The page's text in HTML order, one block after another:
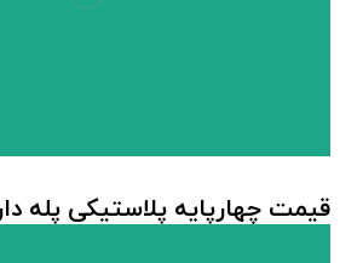
قیمت چهارپایه پلاستیکی پله دار